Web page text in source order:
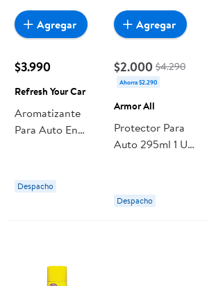
$3.990
Refresh Your Car
Aromatizante
Para Auto En
Your Car
Despacho
Agregar
$2.000 $4.290
Ahorra $2.290
Armor All
Protector Para
Auto 295ml 1 Un
Despacho
Agregar